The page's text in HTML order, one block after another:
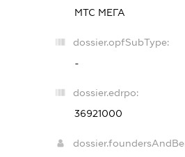
МТС МЕГА
dossier.opfSubType:
-
dossier.edrpo:
36921000